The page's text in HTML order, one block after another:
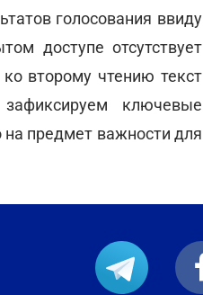
голосования ввиду
доступе отсутствует
второму чтению текст
ключевые
на предмет важности для